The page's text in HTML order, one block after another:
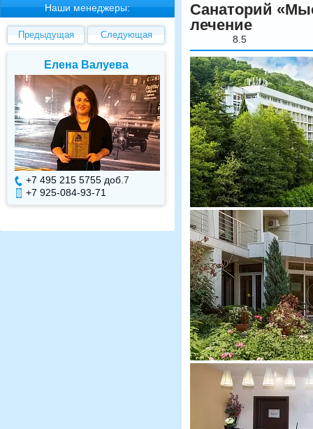
Наши менеджеры:
Предыдущая Следующая
Елена Валуева
+7 495 215 5755 доб. 7
+7 925-084-93-71
Светлана
+7 495 215 5755 доб.
+7 925-084-93-70
Санаторий
лечение
8.5